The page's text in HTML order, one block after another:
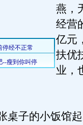
燕，
经营
亿元
扶优
业，
子的小饭馆起